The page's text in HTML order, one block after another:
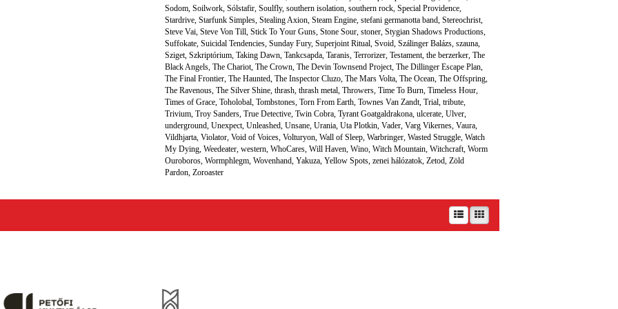
Sodom, Soilwork, Sólstafir, Soulfly, southern isolation, southern rock, Special Providence,
Stardrive, Starfunk Simples, Stealing Axion, Steam Engine, stefani germanotta band, Stereochrist,
Steve Vai, Steve Von Till, Stick To Your Guns, Stone Sour, stoner, Stygian Shadows Productions,
Suffokate, Suicidal Tendencies, Sunday Fury, Superjoint Ritual, Svoid, Szálinger Balázs, szauna,
Sziget, Szkriptórium, Taking Dawn, Tankcsapda, Taranis, Terrorizer, Testament, the berzerker, The
Black Angels, The Chariot, The Crown, The Devin Townsend Project, The Dillinger Escape Plan,
The Final Frontier, The Haunted, The Inspector Cluzo, The Mars Volta, The Ocean, The Offspring,
The Ravenous, The Silver Shine, thrash, thrash metal, Throwers, Time To Burn, Timeless Hour,
Times of Grace, Toholobal, Tombstones, Torn From Earth, Townes Van Zandt, Trial, tribute,
Trivium, Troy Sanders, True Detective, Twin Cobra, Tyrant Goatgaldrakona, ulcerate, Ulver,
underground, Unexpect, Unleashed, Unsane, Urania, Uta Plotkin, Vader, Varg Vikernes, Vaura,
Vildhjarta, Violator, Void of Voices, Volturyon, Wall of Sleep, Warbringer, Wasted Struggle, Watch
My Dying, Weedeater, western, WhoCares, Will Haven, Wino, Witch Mountain, Witchcraft, Worm
Ouroboros, Wormphlegm, Wovenhand, Yakuza, Yellow Spots, zenei hálózatok, Zetod, Zöld
Pardon, Zoroaster